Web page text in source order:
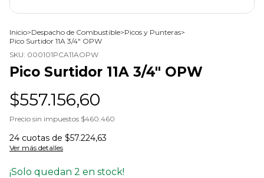
Inicio>Despacho de Combustible>Picos y Punteras>
Pico Surtidor 11A 3/4" OPW
SKU: 000101PCA11AOPW
Pico Surtidor 11A 3/4" OPW
$557.156,60
Precio sin impuestos $460.460
24 cuotas de $57.224,63
Ver más detalles
¡Solo quedan 2 en stock!